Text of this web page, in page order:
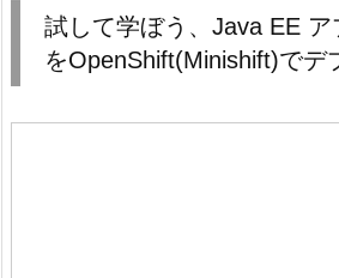
試して学ぼう、Java EE
をOpenShift(Minishift)でデ